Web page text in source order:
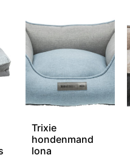
Trixie
hondenmand
lona